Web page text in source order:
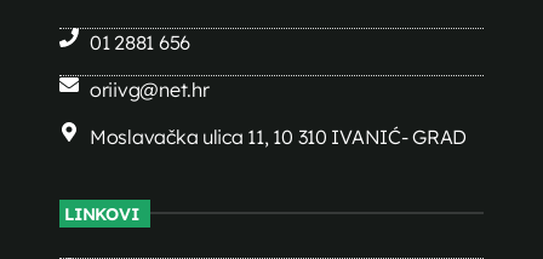
01 2881 656
oriivg@net.hr
Moslavačka ulica 11, 10 310 IVANIĆ- GRAD
LINKOVI